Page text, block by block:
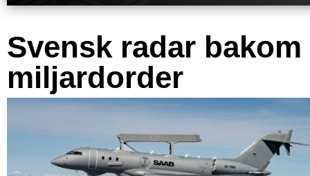
Svensk radar bakom
miljardorder